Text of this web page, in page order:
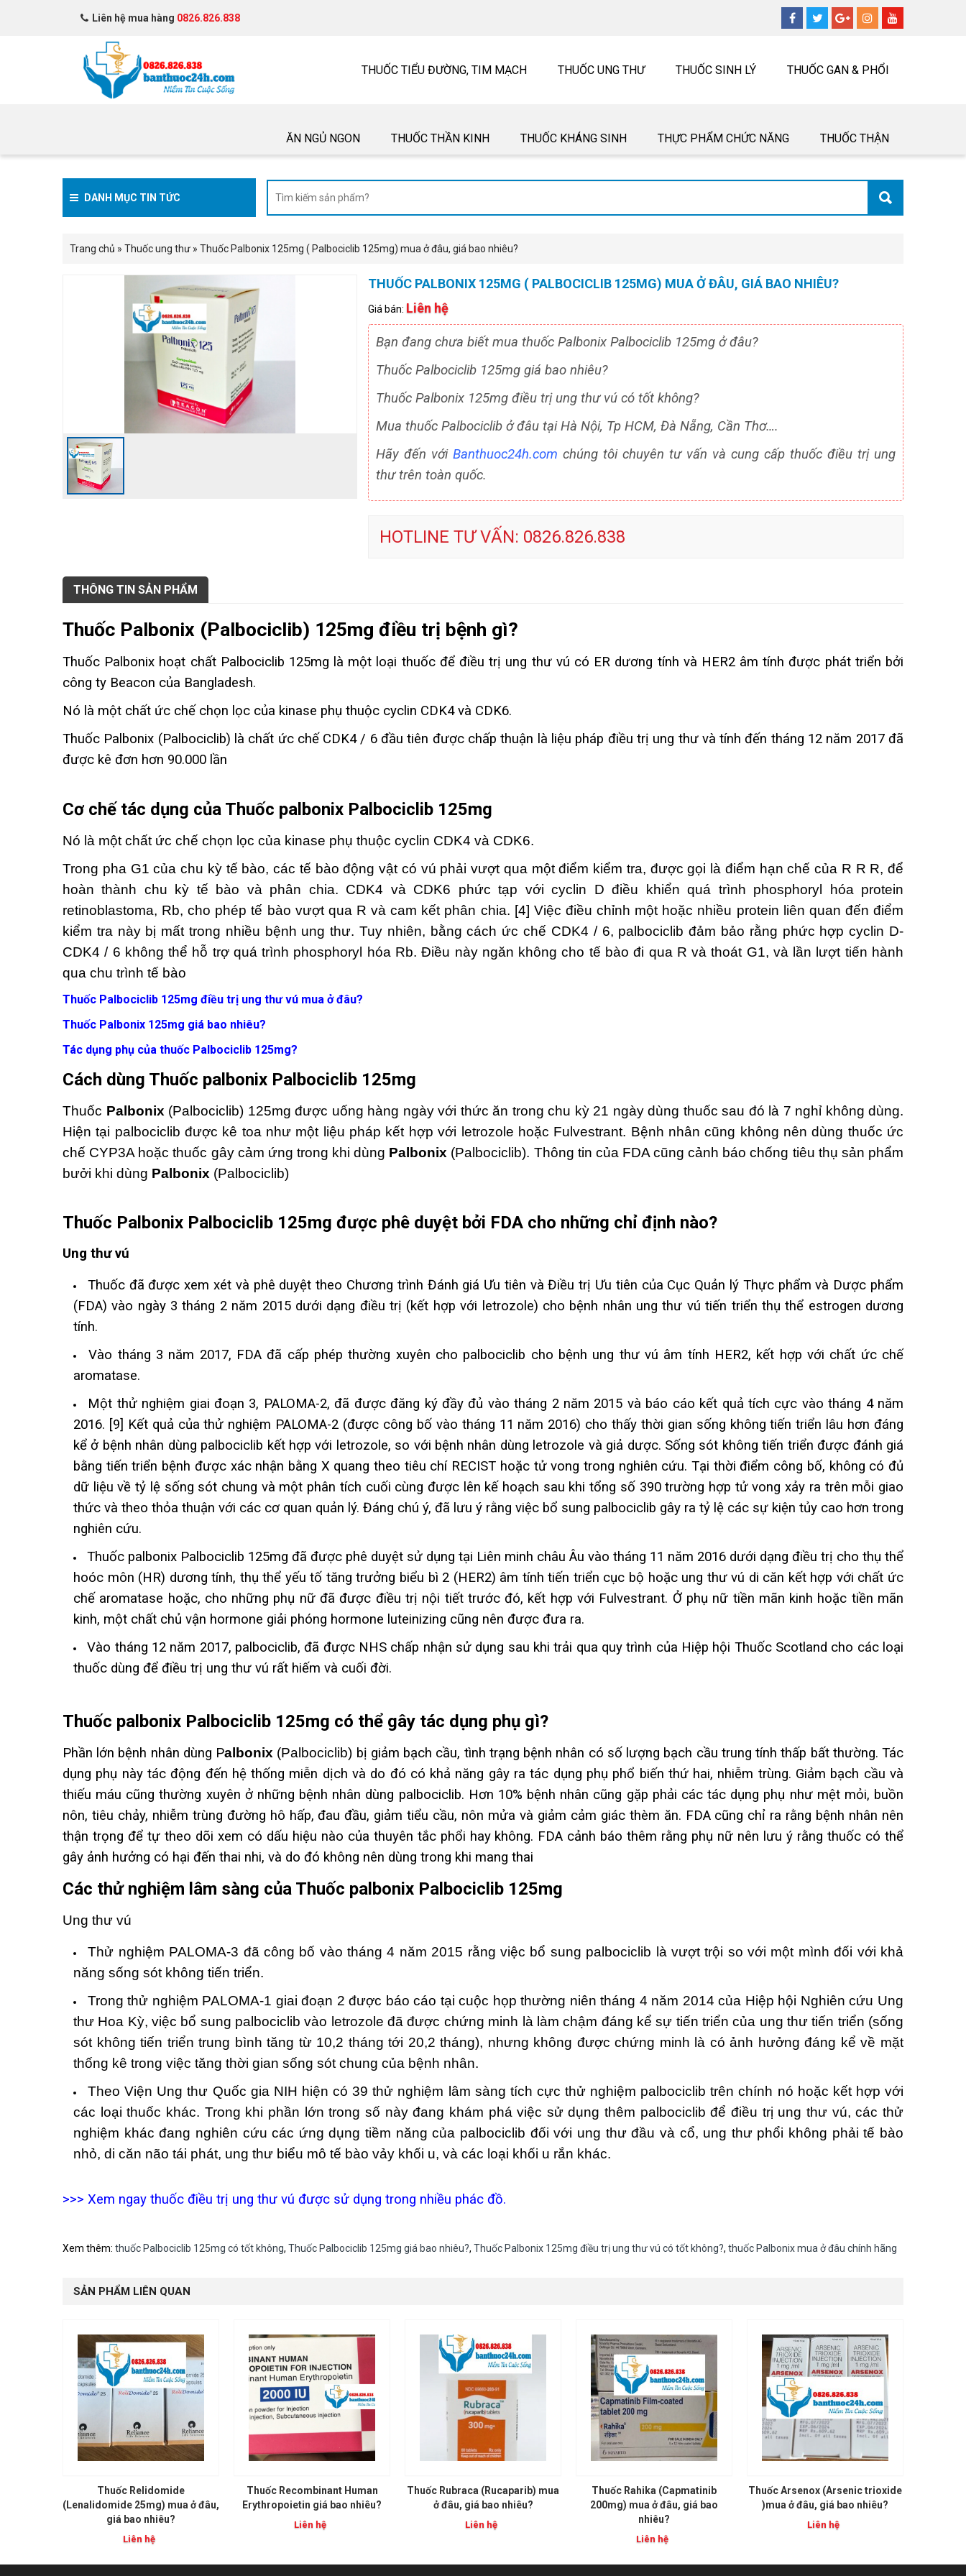
Liên hệ mua hàng 0826.826.838
THUỐC TIỂU ĐƯỜNG, TIM MẠCH THUỐC UNG THƯ THUỐC SINH LÝ THUỐC GAN & PHỔI
ĂN NGỦ NGON THUỐC THẦN KINH THUỐC KHÁNG SINH THỰC PHẨM CHỨC NĂNG THUỐC THẬN
DANH MỤC TIN TỨC
Trang chủ » Thuốc ung thư » Thuốc Palbonix 125mg ( Palbociclib 125mg) mua ở đâu, giá bao nhiêu?
THUỐC PALBONIX 125MG ( PALBOCICLIB 125MG) MUA Ở ĐÂU, GIÁ BAO NHIÊU?
Giá bán: Liên hệ
Bạn đang chưa biết mua thuốc Palbonix Palbociclib 125mg ở đâu?
Thuốc Palbociclib 125mg giá bao nhiêu?
Thuốc Palbonix 125mg điều trị ung thư vú có tốt không?
Mua thuốc Palbociclib ở đâu tại Hà Nội, Tp HCM, Đà Nẵng, Cần Thơ….
Hãy đến với Banthuoc24h.com chúng tôi chuyên tư vấn và cung cấp thuốc điều trị ung
thư trên toàn quốc.
HOTLINE TƯ VẤN: 0826.826.838
THÔNG TIN SẢN PHẨM
Thuốc Palbonix (Palbociclib) 125mg điều trị bệnh gì?
Thuốc Palbonix hoạt chất Palbociclib 125mg là một loại thuốc để điều trị ung thư vú có ER dương tính và HER2 âm tính được phát triển bởi
công ty Beacon của Bangladesh.
Nó là một chất ức chế chọn lọc của kinase phụ thuộc cyclin CDK4 và CDK6.
Thuốc Palbonix (Palbociclib) là chất ức chế CDK4 / 6 đầu tiên được chấp thuận là liệu pháp điều trị ung thư và tính đến tháng 12 năm 2017 đã
được kê đơn hơn 90.000 lần
Cơ chế tác dụng của Thuốc palbonix Palbociclib 125mg
Nó là một chất ức chế chọn lọc của kinase phụ thuộc cyclin CDK4 và CDK6.
Trong pha G1 của chu kỳ tế bào, các tế bào động vật có vú phải vượt qua một điểm kiểm tra, được gọi là điểm hạn chế của R R R, để
hoàn thành chu kỳ tế bào và phân chia. CDK4 và CDK6 phức tạp với cyclin D điều khiển quá trình phosphoryl hóa protein
retinoblastoma, Rb, cho phép tế bào vượt qua R và cam kết phân chia. [4] Việc điều chỉnh một hoặc nhiều protein liên quan đến điểm
kiểm tra này bị mất trong nhiều bệnh ung thư. Tuy nhiên, bằng cách ức chế CDK4 / 6, palbociclib đảm bảo rằng phức hợp cyclin D-
CDK4 / 6 không thể hỗ trợ quá trình phosphoryl hóa Rb. Điều này ngăn không cho tế bào đi qua R và thoát G1, và lần lượt tiến hành
qua chu trình tế bào
Thuốc Palbociclib 125mg điều trị ung thư vú mua ở đâu?
Thuốc Palbonix 125mg giá bao nhiêu?
Tác dụng phụ của thuốc Palbociclib 125mg?
Cách dùng Thuốc palbonix Palbociclib 125mg
Thuốc Palbonix (Palbociclib) 125mg được uống hàng ngày với thức ăn trong chu kỳ 21 ngày dùng thuốc sau đó là 7 nghỉ không dùng.
Hiện tại palbociclib được kê toa như một liệu pháp kết hợp với letrozole hoặc Fulvestrant. Bệnh nhân cũng không nên dùng thuốc ức
chế CYP3A hoặc thuốc gây cảm ứng trong khi dùng Palbonix (Palbociclib). Thông tin của FDA cũng cảnh báo chống tiêu thụ sản phẩm
bưởi khi dùng Palbonix (Palbociclib)
Thuốc Palbonix Palbociclib 125mg được phê duyệt bởi FDA cho những chỉ định nào?
Ung thư vú
Thuốc đã được xem xét và phê duyệt theo Chương trình Đánh giá Ưu tiên và Điều trị Ưu tiên của Cục Quản lý Thực phẩm và Dược phẩm
(FDA) vào ngày 3 tháng 2 năm 2015 dưới dạng điều trị (kết hợp với letrozole) cho bệnh nhân ung thư vú tiến triển thụ thể estrogen dương
tính.
Vào tháng 3 năm 2017, FDA đã cấp phép thường xuyên cho palbociclib cho bệnh ung thư vú âm tính HER2, kết hợp với chất ức chế
aromatase.
Một thử nghiệm giai đoạn 3, PALOMA-2, đã được đăng ký đầy đủ vào tháng 2 năm 2015 và báo cáo kết quả tích cực vào tháng 4 năm
2016. [9] Kết quả của thử nghiệm PALOMA-2 (được công bố vào tháng 11 năm 2016) cho thấy thời gian sống không tiến triển lâu hơn đáng
kể ở bệnh nhân dùng palbociclib kết hợp với letrozole, so với bệnh nhân dùng letrozole và giả dược. Sống sót không tiến triển được đánh giá
bằng tiến triển bệnh được xác nhận bằng X quang theo tiêu chí RECIST hoặc tử vong trong nghiên cứu. Tại thời điểm công bố, không có đủ
dữ liệu về tỷ lệ sống sót chung và một phân tích cuối cùng được lên kế hoạch sau khi tổng số 390 trường hợp tử vong xảy ra trên mỗi giao
thức và theo thỏa thuận với các cơ quan quản lý. Đáng chú ý, đã lưu ý rằng việc bổ sung palbociclib gây ra tỷ lệ các sự kiện tủy cao hơn trong
nghiên cứu.
Thuốc palbonix Palbociclib 125mg đã được phê duyệt sử dụng tại Liên minh châu Âu vào tháng 11 năm 2016 dưới dạng điều trị cho thụ thể
hoóc môn (HR) dương tính, thụ thể yếu tố tăng trưởng biểu bì 2 (HER2) âm tính tiến triển cục bộ hoặc ung thư vú di căn kết hợp với chất ức
chế aromatase hoặc, cho những phụ nữ đã được điều trị nội tiết trước đó, kết hợp với Fulvestrant. Ở phụ nữ tiền mãn kinh hoặc tiền mãn
kinh, một chất chủ vận hormone giải phóng hormone luteinizing cũng nên được đưa ra.
Vào tháng 12 năm 2017, palbociclib, đã được NHS chấp nhận sử dụng sau khi trải qua quy trình của Hiệp hội Thuốc Scotland cho các loại
thuốc dùng để điều trị ung thư vú rất hiếm và cuối đời.
Thuốc palbonix Palbociclib 125mg có thể gây tác dụng phụ gì?
Phần lớn bệnh nhân dùng Palbonix (Palbociclib) bị giảm bạch cầu, tình trạng bệnh nhân có số lượng bạch cầu trung tính thấp bất thường. Tác
dụng phụ này tác động đến hệ thống miễn dịch và do đó có khả năng gây ra tác dụng phụ phổ biến thứ hai, nhiễm trùng. Giảm bạch cầu và
thiếu máu cũng thường xuyên ở những bệnh nhân dùng palbociclib. Hơn 10% bệnh nhân cũng gặp phải các tác dụng phụ như mệt mỏi, buồn
nôn, tiêu chảy, nhiễm trùng đường hô hấp, đau đầu, giảm tiểu cầu, nôn mửa và giảm cảm giác thèm ăn. FDA cũng chỉ ra rằng bệnh nhân nên
thận trọng để tự theo dõi xem có dấu hiệu nào của thuyên tắc phổi hay không. FDA cảnh báo thêm rằng phụ nữ nên lưu ý rằng thuốc có thể
gây ảnh hưởng có hại đến thai nhi, và do đó không nên dùng trong khi mang thai
Các thử nghiệm lâm sàng của Thuốc palbonix Palbociclib 125mg
Ung thư vú
Thử nghiệm PALOMA-3 đã công bố vào tháng 4 năm 2015 rằng việc bổ sung palbociclib là vượt trội so với một mình đối với khả
năng sống sót không tiến triển.
Trong thử nghiệm PALOMA-1 giai đoạn 2 được báo cáo tại cuộc họp thường niên tháng 4 năm 2014 của Hiệp hội Nghiên cứu Ung
thư Hoa Kỳ, việc bổ sung palbociclib vào letrozole đã được chứng minh là làm chậm đáng kể sự tiến triển của ung thư tiến triển (sống
sót không tiến triển trung bình tăng từ 10,2 tháng tới 20,2 tháng), nhưng không được chứng minh là có ảnh hưởng đáng kể về mặt
thống kê trong việc tăng thời gian sống sót chung của bệnh nhân.
Theo Viện Ung thư Quốc gia NIH hiện có 39 thử nghiệm lâm sàng tích cực thử nghiệm palbociclib trên chính nó hoặc kết hợp với
các loại thuốc khác. Trong khi phần lớn trong số này đang khám phá việc sử dụng thêm palbociclib để điều trị ung thư vú, các thử
nghiệm khác đang nghiên cứu các ứng dụng tiềm năng của palbociclib đối với ung thư đầu và cổ, ung thư phổi không phải tế bào
nhỏ, di căn não tái phát, ung thư biểu mô tế bào vảy khối u, và các loại khối u rắn khác.
>>> Xem ngay thuốc điều trị ung thư vú được sử dụng trong nhiều phác đồ.
Xem thêm: thuốc Palbociclib 125mg có tốt không, Thuốc Palbociclib 125mg giá bao nhiêu?, Thuốc Palbonix 125mg điều trị ung thư vú có tốt không?, thuốc Palbonix mua ở đâu chính hãng
SẢN PHẨM LIÊN QUAN
Thuốc Relidomide
(Lenalidomide 25mg) mua ở đâu,
giá bao nhiêu?
Liên hệ
Thuốc Recombinant Human
Erythropoietin giá bao nhiêu?
Liên hệ
Thuốc Rubraca (Rucaparib) mua
ở đâu, giá bao nhiêu?
Liên hệ
Thuốc Rahika (Capmatinib
200mg) mua ở đâu, giá bao
nhiêu?
Liên hệ
Thuốc Arsenox (Arsenic trioxide
)mua ở đâu, giá bao nhiêu?
Liên hệ